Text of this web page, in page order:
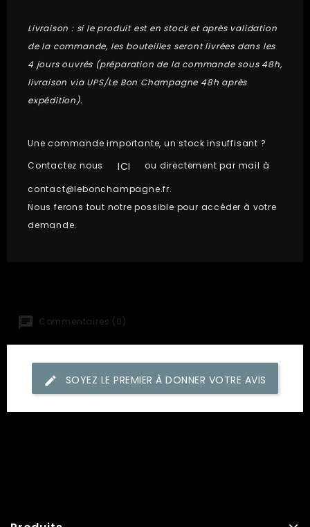
Livraison : si le produit est en stock et après validation
de la commande, les bouteilles seront livrées dans les
4 jours ouvrés (préparation de la commande sous 48h,
livraison via UPS/Le Bon Champagne 48h après
expédition).
Une commande importante, un stock insuffisant ?
Contactez nous
ICI
ou directement par mail à
contact@lebonchampagne.fr.
Nous ferons tout notre possible pour accéder à votre
demande.
Commentaires (0)
SOYEZ LE PREMIER À DONNER VOTRE AVIS